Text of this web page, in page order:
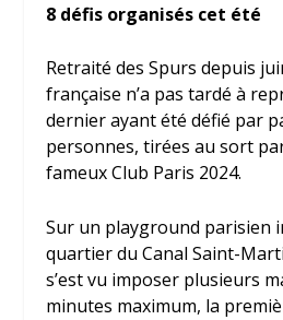
8 défis organisés cet été
Retraité des Spurs depuis
française n’a pas tardé à
dernier ayant été défié par
personnes, tirées au sort
fameux Club Paris 2024.
Sur un playground parisien
quartier du Canal Saint-
s’est vu imposer plusieurs
minutes maximum, la